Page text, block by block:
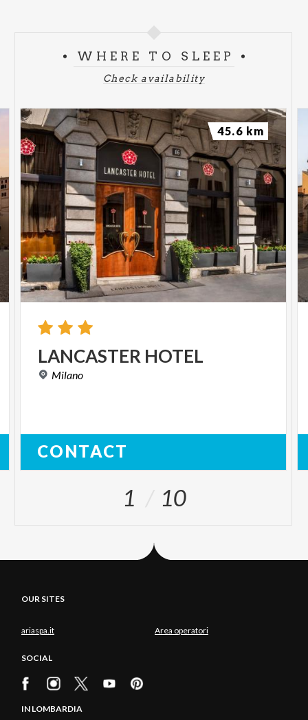
WHERE TO SLEEP
Check availability
LANCASTER HOTEL
Milano
CONTACT
45.6 km
1 10
OUR SITES
ariaspa.it Area operatori
SOCIAL
IN LOMBARDIA